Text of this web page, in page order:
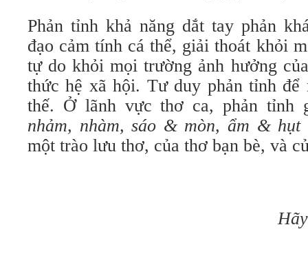
Phản tỉnh khả năng dắt tay phản
đạo cảm tính cá thể, giải thoát khỏi
tự do khỏi mọi trường ảnh hưởng
thức hệ xã hội. Tư duy phản tỉnh để
thế. Ở lãnh vực thơ ca, phản tỉnh
nhảm, nhàm, sáo & mòn, ẩm & hụt
một trào lưu thơ, của thơ bạn bè, và